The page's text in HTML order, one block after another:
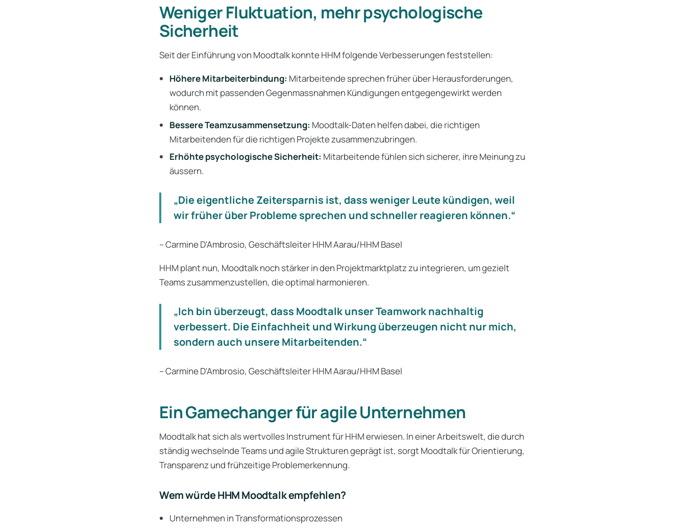
Weniger Fluktuation, mehr psychologische
Sicherheit
Seit der Einführung von Moodtalk konnte HHM folgende Verbesserungen feststellen:
Höhere Mitarbeiterbindung: Mitarbeitende sprechen früher über Herausforderungen,
wodurch mit passenden Gegenmassnahmen Kündigungen entgegengewirkt werden
können.
Bessere Teamzusammensetzung: Moodtalk-Daten helfen dabei, die richtigen
Mitarbeitenden für die richtigen Projekte zusammenzubringen.
Erhöhte psychologische Sicherheit: Mitarbeitende fühlen sich sicherer, ihre Meinung zu
äussern.
„Die eigentliche Zeitersparnis ist, dass weniger Leute kündigen, weil
wir früher über Probleme sprechen und schneller reagieren können.“
– Carmine D'Ambrosio, Geschäftsleiter HHM Aarau/HHM Basel
HHM plant nun, Moodtalk noch stärker in den Projektmarktplatz zu integrieren, um gezielt
Teams zusammenzustellen, die optimal harmonieren.
„Ich bin überzeugt, dass Moodtalk unser Teamwork nachhaltig
verbessert. Die Einfachheit und Wirkung überzeugen nicht nur mich,
sondern auch unsere Mitarbeitenden.“
– Carmine D'Ambrosio, Geschäftsleiter HHM Aarau/HHM Basel
Ein Gamechanger für agile Unternehmen
Moodtalk hat sich als wertvolles Instrument für HHM erwiesen. In einer Arbeitswelt, die durch
ständig wechselnde Teams und agile Strukturen geprägt ist, sorgt Moodtalk für Orientierung,
Transparenz und frühzeitige Problemerkennung.
Wem würde HHM Moodtalk empfehlen?
Unternehmen in Transformationsprozessen